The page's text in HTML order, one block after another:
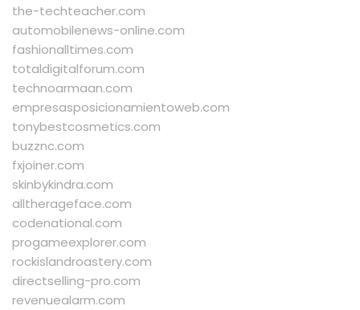
the-techteacher.com
automobilenews-online.com
fashionalltimes.com
totaldigitalforum.com
technoarmaan.com
empresasposicionamientoweb.com
tonybestcosmetics.com
buzznc.com
fxjoiner.com
skinbykindra.com
alltherageface.com
codenational.com
progameexplorer.com
rockislandroastery.com
directselling-pro.com
revenuealarm.com